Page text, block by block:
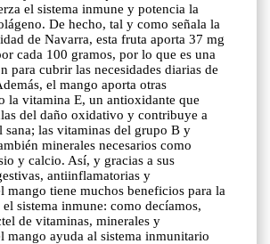
el sistema inmune y potencia la
De hecho, tal y como señala la
de Navarra, esta fruta aporta 37 mg
cada 100 gramos, por lo que es una
para cubrir las necesidades diarias de
el mango aporta otras
la vitamina E, un antioxidante que
del daño oxidativo y contribuye a
sana; las vitaminas del grupo B y
minerales necesarios como
y calcio. Así, y gracias a sus
antiinflamatorias y
mango tiene muchos beneficios para la
sistema inmune: como decíamos,
de vitaminas, minerales y
mango ayuda al sistema inmunitario